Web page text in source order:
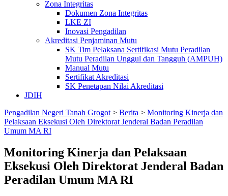
Zona Integritas
Dokumen Zona Integritas
LKE ZI
Inovasi Pengadilan
Akreditasi Penjaminan Mutu
SK Tim Pelaksana Sertifikasi Mutu Peradilan
Mutu Peradilan Unggul dan Tangguh (AMPUH)
Manual Mutu
Sertifikat Akreditasi
SK Penetapan Nilai Akreditasi
JDIH
Pengadilan Negeri Tanah Grogot > Berita > Monitoring Kinerja dan
Pelaksaan Eksekusi Oleh Direktorat Jenderal Badan Peradilan
Umum MA RI
Monitoring Kinerja dan Pelaksaan
Eksekusi Oleh Direktorat Jenderal Badan
Peradilan Umum MA RI